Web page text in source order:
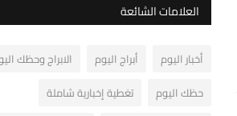
العلامات الشائعة
أخبار اليوم أبراج اليوم
الابراج وحظك
حظك اليوم
تغطية إخبارية شاملة